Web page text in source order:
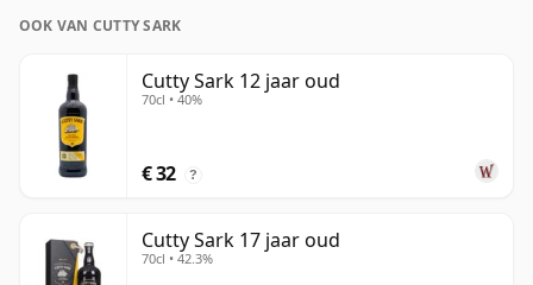
OOK VAN CUTTY SARK
Cutty Sark 12 jaar oud
70cl • 40%
€ 32 ?
Cutty Sark 17 jaar oud
70cl • 42.3%